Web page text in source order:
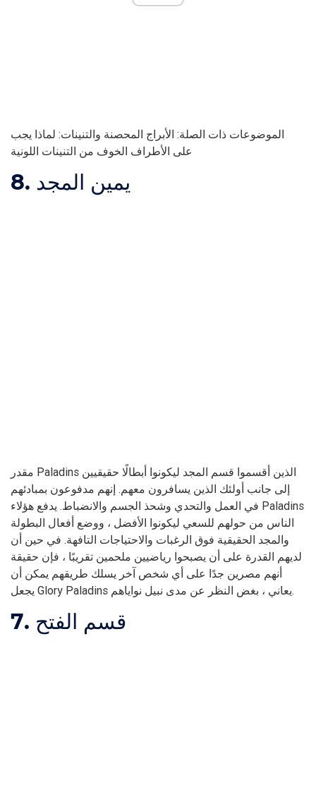
الموضوعات ذات الصلة: الأبراج المحصنة والتنينات: لماذا يجب
على الأطراف الخوف من التنينات اللونية
8. يمين المجد
مقدر Paladins الذين أقسموا قسم المجد ليكونوا أبطالًا حقيقيين
إلى جانب أولئك الذين يسافرون معهم. إنهم مدفوعون بمبادئهم
في العمل والتحدي وشحذ الجسم والانضباط. يدفع هؤلاء Paladins
الناس من حولهم للسعي ليكونوا الأفضل ، ووضع أفعال البطولة
والمجد الحقيقية فوق الرغبات والاحتياجات التافهة. في حين أن
لديهم القدرة على أن يصبحوا رياضيين ملحمين تقريبًا ، فإن حقيقة
أنهم مصرين جدًا على أي شخص آخر يسلك طريقهم يمكن أن
يجعل Glory Paladins يعاني ، بغض النظر عن مدى نبيل نواياهم.
7. قسم الفتح